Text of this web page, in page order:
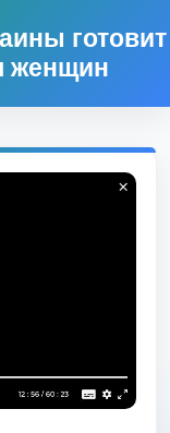
готовит
женщин